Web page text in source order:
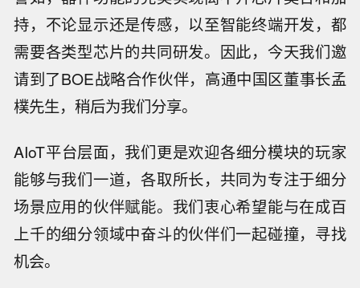
持，不论显示还是传感，以至智能终端开发，都
需要各类型芯片的共同研发。因此，今天我们邀
请到了BOE战略合作伙伴，高通中国区董事长孟
樸先生，稍后为我们分享。
AIoT平台层面，我们更是欢迎各细分模块的玩家
能够与我们一道，各取所长，共同为专注于细分
场景应用的伙伴赋能。我们衷心希望能与在成百
上千的细分领域中奋斗的伙伴们一起碰撞，寻找
机会。